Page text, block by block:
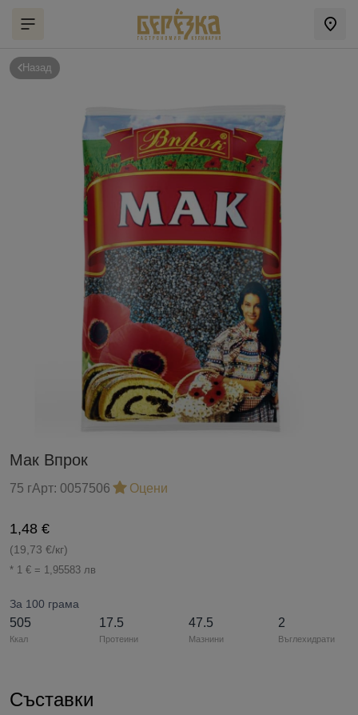
Назад
Мак Впрок
75 гАрт: 0057506 Оцени
1,48 €
(19,73 €/кг)
* 1 € = 1,95583 лв
За 100 грама
505
Ккал
17.5
Протеини
47.5
Мазнини
2
Въглехидрати
Съставки